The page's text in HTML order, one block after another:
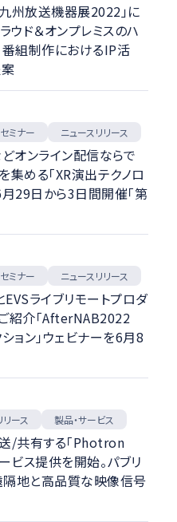
州放送機器展2022」に
ウド＆オンプレミスのハ
番組制作におけるIP活
ミナー ニュースリリース
オンライン配信ならで
める「XR演出テクノロ
月29日から3日間開催「第
ミナー ニュースリリース
ライブリモートプロダ
紹介「AfterNAB2022
ョン」ウェビナーを6月8
リース 製品・サービス
/共有する「Photron
ス提供を開始。パブリ
隔地と高品質な映像信号